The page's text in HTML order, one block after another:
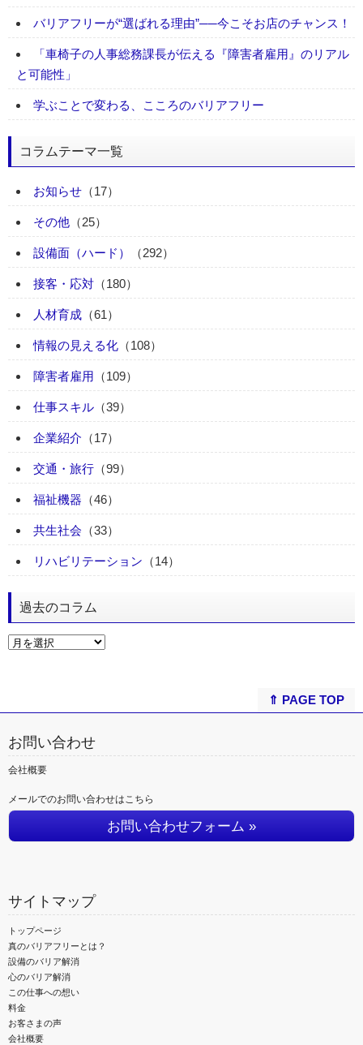
バリアフリーが“選ばれる理由”──今こそお店のチャンス！
「車椅子の人事総務課長が伝える『障害者雇用』のリアル
と可能性」
学ぶことで変わる、こころのバリアフリー
コラムテーマ一覧
お知らせ （17）
その他 （25）
設備面（ハード） （292）
接客・応対 （180）
人材育成 （61）
情報の見える化 （108）
障害者雇用 （109）
仕事スキル （39）
企業紹介 （17）
交通・旅行 （99）
福祉機器 （46）
共生社会 （33）
リハビリテーション （14）
過去のコラム
⇑ PAGE TOP
お問い合わせ
会社概要
メールでのお問い合わせはこちら
お問い合わせフォーム »
サイトマップ
トップページ
真のバリアフリーとは？
設備のバリア解消
心のバリア解消
この仕事への想い
料金
お客さまの声
会社概要